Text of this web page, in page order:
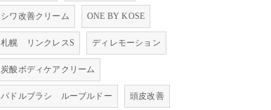
シワ改善クリーム ONE BY KOSE
札幌 リンクレスS ディレモーション
炭酸ボディケアクリーム
パドルブラシ ルーブルドー 頭皮改善